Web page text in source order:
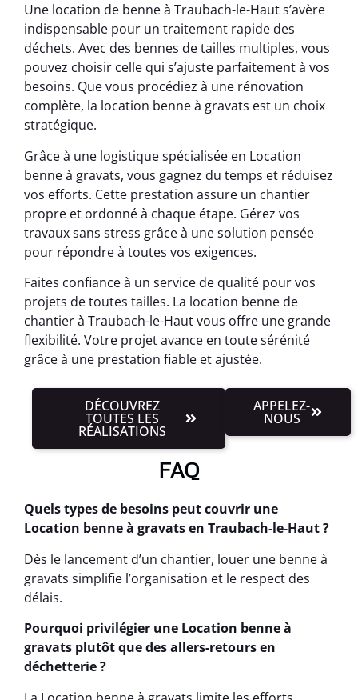
Une location de benne à Traubach-le-Haut s’avère
indispensable pour un traitement rapide des
déchets. Avec des bennes de tailles multiples, vous
pouvez choisir celle qui s’ajuste parfaitement à vos
besoins. Que vous procédiez à une rénovation
complète, la location benne à gravats est un choix
stratégique.
Grâce à une logistique spécialisée en Location
benne à gravats, vous gagnez du temps et réduisez
vos efforts. Cette prestation assure un chantier
propre et ordonné à chaque étape. Gérez vos
travaux sans stress grâce à une solution pensée
pour répondre à toutes vos exigences.
Faites confiance à un service de qualité pour vos
projets de toutes tailles. La location benne de
chantier à Traubach-le-Haut vous offre une grande
flexibilité. Votre projet avance en toute sérénité
grâce à une prestation fiable et ajustée.
DÉCOUVREZ
TOUTES LES
RÉALISATIONS
APPELEZ-
NOUS
FAQ
Quels types de besoins peut couvrir une
Location benne à gravats en Traubach-le-Haut ?
Dès le lancement d’un chantier, louer une benne à
gravats simplifie l’organisation et le respect des
délais.
Pourquoi privilégier une Location benne à
gravats plutôt que des allers-retours en
déchetterie ?